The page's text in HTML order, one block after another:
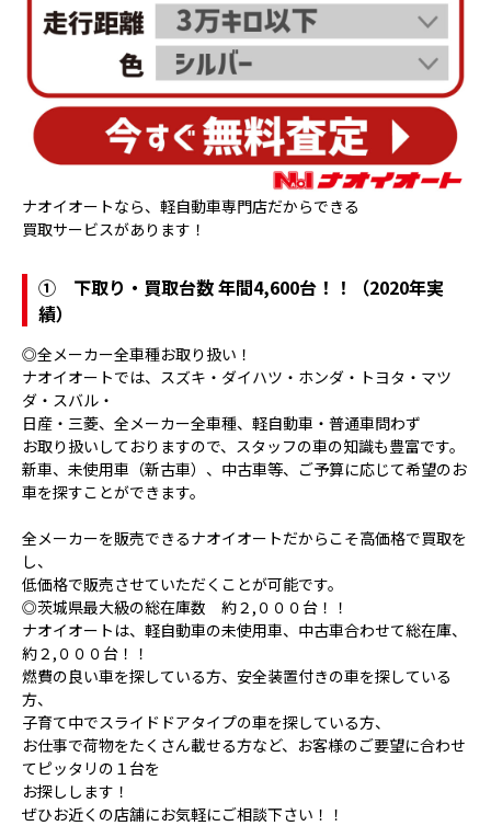
ナオイオートなら、軽自動車専門店だからできる
買取サービスがあります！
① 下取り・買取台数 年間4,600台！！（2020年実
績）
◎全メーカー全車種お取り扱い！
ナオイオートでは、スズキ・ダイハツ・ホンダ・トヨタ・マツ
ダ・スバル・
日産・三菱、全メーカー全車種、軽自動車・普通車問わず
お取り扱いしておりますので、スタッフの車の知識も豊富です。
新車、未使用車（新古車）、中古車等、ご予算に応じて希望のお
車を探すことができます。
全メーカーを販売できるナオイオートだからこそ高価格で買取を
し、
低価格で販売させていただくことが可能です。
◎茨城県最大級の総在庫数 約２,０００台！！
ナオイオートは、軽自動車の未使用車、中古車合わせて総在庫、
約２,０００台！！
燃費の良い車を探している方、安全装置付きの車を探している
方、
子育て中でスライドドアタイプの車を探している方、
お仕事で荷物をたくさん載せる方など、お客様のご要望に合わせ
てピッタリの１台を
お探しします！
ぜひお近くの店舗にお気軽にご相談下さい！！